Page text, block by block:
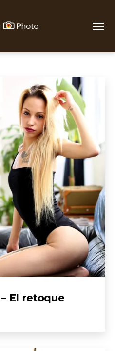
Chema
El retoque